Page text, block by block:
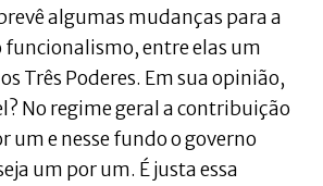
algumas mudanças para a
entre elas um
Três Poderes. Em sua opinião,
No regime geral a contribuição
um e nesse fundo o governo
um por um. É justa essa